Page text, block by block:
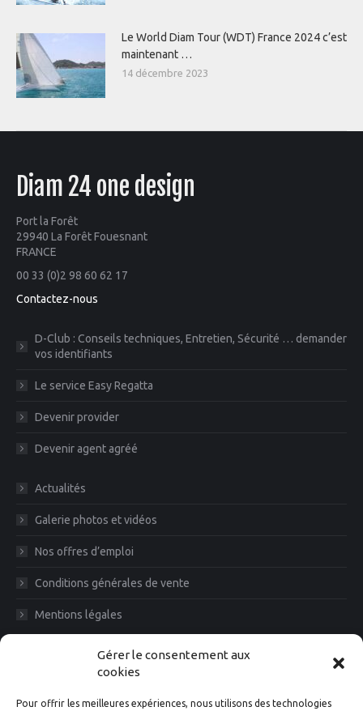
Gérer le consentement aux
cookies
Pour offrir les meilleures expériences, nous utilisons des technologies
Le World Diam Tour (WDT) France 2024 c’est
maintenant …
14 décembre 2023
Diam 24 one design
Port la Forêt
29940 La Forêt Fouesnant
FRANCE
00 33 (0)2 98 60 62 17
Contactez-nous
D-Club : Conseils techniques, Entretien, Sécurité … demander
vos identifiants
Le service Easy Regatta
Devenir provider
Devenir agent agréé
Actualités
Galerie photos et vidéos
Nos offres d’emploi
Conditions générales de vente
Mentions légales
Diam News, Restons en contact